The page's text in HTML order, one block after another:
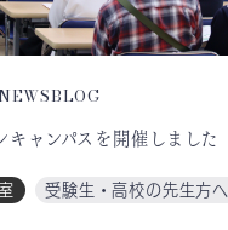
BLOG
キャンパスを開催しました
受験生・高校の先生方へ